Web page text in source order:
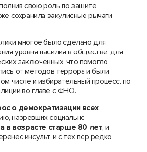
свою роль по защите
сохранила закулисные рычаги
многое было сделано для
уровня насилия в обществе, для
заключенных, что помогло
от методов террора и были
числе и избирательный процесс, по
во главе с ФНО.
о демократизации всех
назревших социально-
в возрасте старше 80 лет, и
инсульт и с тех пор редко